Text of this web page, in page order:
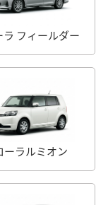
ラ フィールダー
ーラルミオン